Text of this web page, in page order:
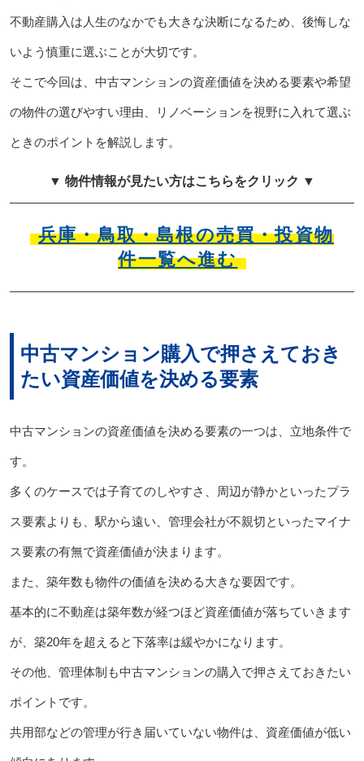
不動産購入は人生のなかでも大きな決断になるため、後悔しな
いよう慎重に選ぶことが大切です。
そこで今回は、中古マンションの資産価値を決める要素や希望
の物件の選びやすい理由、リノベーションを視野に入れて選ぶ
ときのポイントを解説します。
▼ 物件情報が見たい方はこちらをクリック ▼
兵庫・鳥取・島根の売買・投資物
件一覧へ進む
中古マンション購入で押さえておき
たい資産価値を決める要素
中古マンションの資産価値を決める要素の一つは、立地条件で
す。
多くのケースでは子育てのしやすさ、周辺が静かといったプラ
ス要素よりも、駅から遠い、管理会社が不親切といったマイナ
ス要素の有無で資産価値が決まります。
また、築年数も物件の価値を決める大きな要因です。
基本的に不動産は築年数が経つほど資産価値が落ちていきます
が、築20年を超えると下落率は緩やかになります。
その他、管理体制も中古マンションの購入で押さえておきたい
ポイントです。
共用部などの管理が行き届いていない物件は、資産価値が低い